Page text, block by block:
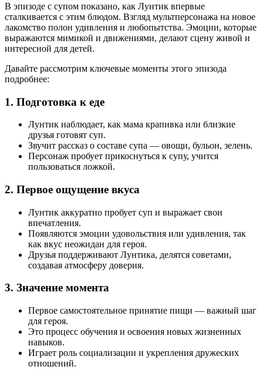
В эпизоде с супом показано, как Лунтик впервые
сталкивается с этим блюдом. Взгляд мультперсонажа на новое
лакомство полон удивления и любопытства. Эмоции, которые
выражаются мимикой и движениями, делают сцену живой и
интересной для детей.
Давайте рассмотрим ключевые моменты этого эпизода
подробнее:
1. Подготовка к еде
Лунтик наблюдает, как мама крапивка или близкие
друзья готовят суп.
Звучит рассказ о составе супа — овощи, бульон, зелень.
Персонаж пробует прикоснуться к супу, учится
пользоваться ложкой.
2. Первое ощущение вкуса
Лунтик аккуратно пробует суп и выражает свои
впечатления.
Появляются эмоции удовольствия или удивления, так
как вкус неожидан для героя.
Друзья поддерживают Лунтика, делятся советами,
создавая атмосферу доверия.
3. Значение момента
Первое самостоятельное принятие пищи — важный шаг
для героя.
Это процесс обучения и освоения новых жизненных
навыков.
Играет роль социализации и укрепления дружеских
отношений.